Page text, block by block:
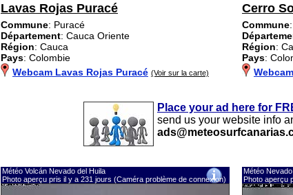
Lavas Rojas Puracé
Commune: Puracé
Département: Cauca Oriente
Région: Cauca
Pays: Colombie
Webcam Lavas Rojas Puracé (Voir sur la carte)
Cerro
Commune
Région:
Pays:
Place your ad here for
send us your website info
Météo Volcán Nevado del Huila
Photo aperçu pris il y a 231 jours (Caméra problème de connexion)
Météo
Photo aperçu